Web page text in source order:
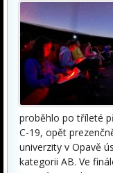
proběhlo po tříleté
C-19, opět
univerzity v Opavě
kategorii AB. Ve